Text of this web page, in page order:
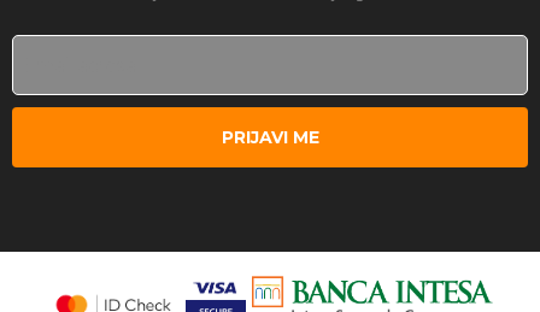
PRIJAVI ME